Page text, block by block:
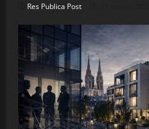
Res Publica Post